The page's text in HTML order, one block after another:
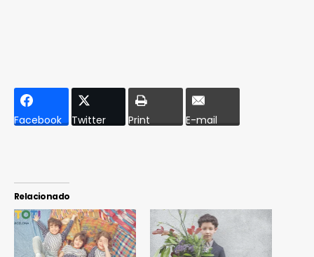
Facebook Twitter Print E-mail
Relacionado